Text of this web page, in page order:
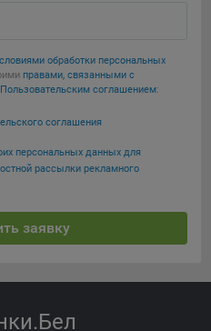
обработки персональных
правами, связанными с
Пользовательским соглашением:
соглашения
персональных данных для
рассылки рекламного
заявку
.Бел